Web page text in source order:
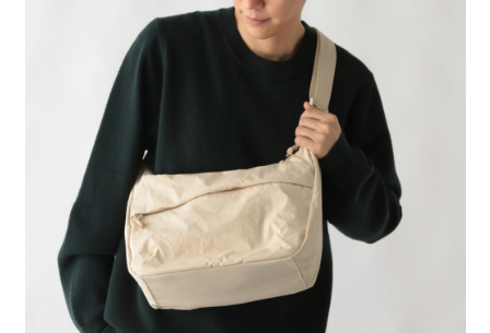
1.本服務係由「台灣大哥大股份有限公司」（以下簡稱本公司）所提供，讓
用戶於交易時，得透過本服務購買商品或服務，並由商店將買賣／分期付款
買賣價金債權讓與本公司後，依約使用本公司帳單繳交帳款。
2.基於同意付款使用「大哥付你分期」之契約關係目的，商店將以您的個人
資料（包含姓名、電話或地址）提供予台灣大哥大進項蒐集、處理及利用，
由本公司與您本人進行分期帳單所需資料之確認、核對及更正。
3.完整用戶服務條款，請詳閱以下連結：
https://oppay.tw/userRule
ATM／網路銀行／等多元方式進行付款，方視為交易完成。
※ 請注意：結帳手續完成當下不需立刻繳費，但若您需要取消訂單，請聯絡
購買商品的店家。未經商家同意取消之訂單仍視為有效，需透過AFTEE先享
後付繳納相關費用。
※ 交易是否成功請以「AFTEE先享後付 」之結帳頁面顯示為準，若有關於
是否繳費成功／繳費後需取消欲退款等相關疑問，請聯繫「AFTEE先享後付
客戶支援中心」
https://netprotections.freshdesk.com/support/home
【注意事項】
１．透過由恩沛科技股份有限公司提供之「AFTEE先享後付」服務完成之交
易，需依本服務之必要範圍內提供個人資料，並將交易相關給付款項請求債
權轉讓予恩沛科技股份有限公司。
２．關於個人資料處理事宜，請瀏覽以下網址：https://aftee.tw/terms/#terms3
３．未成年的使用者請事先徵得法定代理人或監護人之同意方可使用
「AFTEE先享後付」，若未經同意申辦者引起之損失，本公司不負相關責
４．使用「AFTEE先享後付」時，將依據個別帳號之用戶狀況，依本公司即
每筆NT$80，滿NT$1,500(含以上)免運費
付款後 7-11取貨
每筆NT$80，滿NT$1,500(含以上)免運費
每筆NT$80，滿NT$1,500(含以上)免運費